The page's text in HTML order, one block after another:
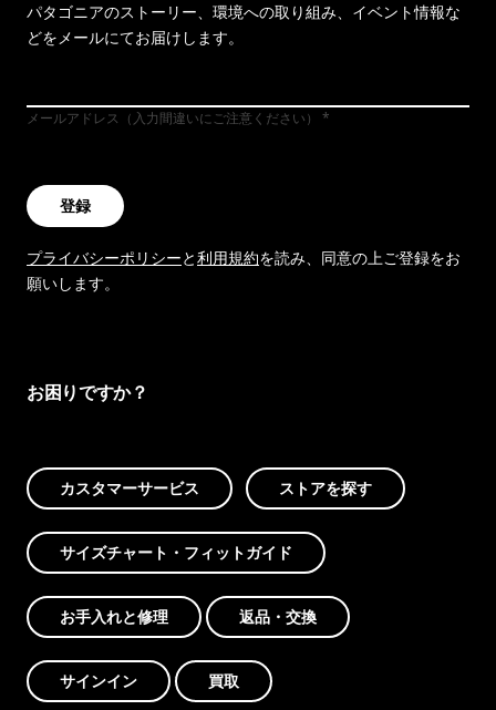
パタゴニアのストーリー、環境への取り組み、イベント情報な
どをメールにてお届けします。
メールアドレス（入力間違いにご注意ください）
登録
プライバシーポリシーと利用規約を読み、同意の上ご登録をお
願いします。
お困りですか？
カスタマーサービス ストアを探す
サイズチャート・フィットガイド
お手入れと修理 返品・交換
サインイン 買取